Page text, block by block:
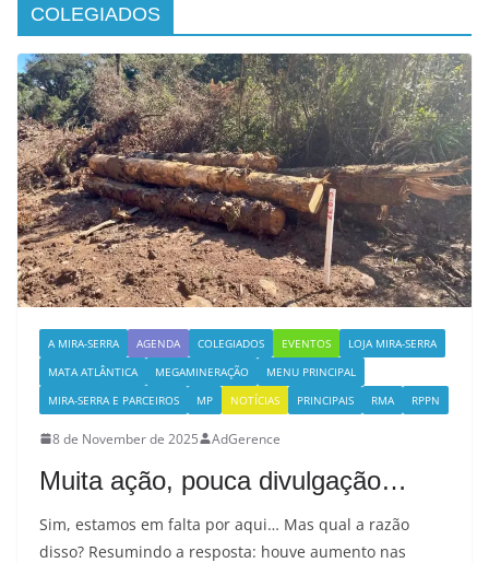
COLEGIADOS
A MIRA-SERRA AGENDA COLEGIADOS EVENTOS
LOJA MIRA-SERRA
MATA ATLÂNTICA
MEGAMINERAÇÃO
MENU PRINCIPAL
MIRA-SERRA E PARCEIROS
MP NOTÍCIAS PRINCIPAIS RMA RPPN
8 de November de 2025 AdGerence
Muita ação, pouca divulgação…
Sim, estamos em falta por aqui… Mas qual a razão
disso? Resumindo a resposta: houve aumento nas